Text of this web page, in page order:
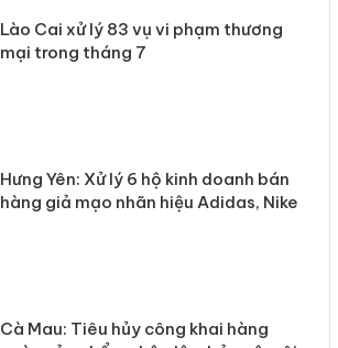
Lào Cai xử lý 83 vụ vi phạm thương
mại trong tháng 7
Hưng Yên: Xử lý 6 hộ kinh doanh bán
hàng giả mạo nhãn hiệu Adidas, Nike
Cà Mau: Tiêu hủy công khai hàng